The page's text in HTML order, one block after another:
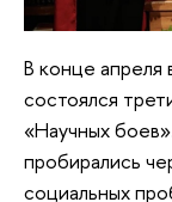
В конце апреля
состоялся
«Научных
пробирались
социальных